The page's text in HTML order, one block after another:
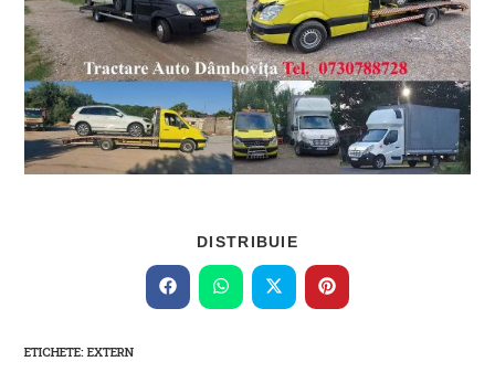
DISTRIBUIE
THIS
CONTENT
Opens
in
Opens
in
Opens
in
Opens
in
ETICHETE:EXTERN